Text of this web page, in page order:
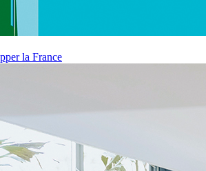
la France